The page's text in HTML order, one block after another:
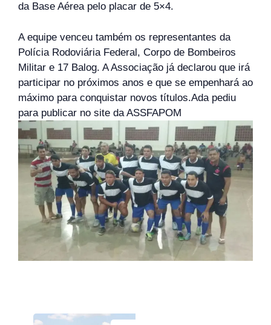
da Base Aérea pelo placar de 5×4.
A equipe venceu também os representantes da
Polícia Rodoviária Federal, Corpo de Bombeiros
Militar e 17 Balog. A Associação já declarou que irá
participar no próximos anos e que se empenhará ao
máximo para conquistar novos títulos.Ada pediu
para publicar no site da ASSFAPOM